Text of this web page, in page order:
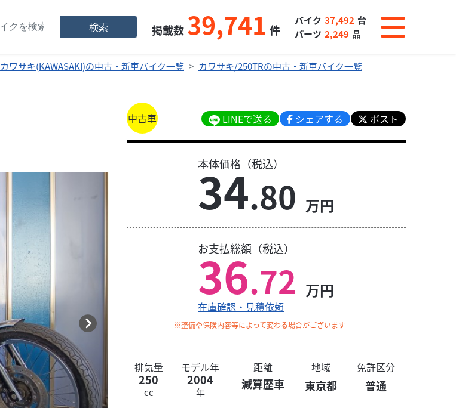
検索 掲載数 39,741 件
バイク 37,492 台
パーツ 2,249 品
カワサキ(KAWASAKI)の中古・新車バイク一覧
カワサキ/250TRの中古・新車バイク一覧
中古車 LINEで送る シェアする ポスト
本体価格（税込）
34.80 万円
お支払総額（税込）
36.72 万円
在庫確認・見積依頼
※整備や保険内容等によって変わる場合がございます
排気量 モデル年 距離 地域 免許区分
250
cc
2004
年
減算歴車 東京都 普通